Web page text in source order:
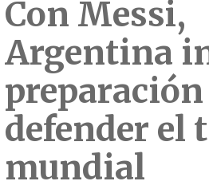
Con Messi,
Argentina
defender el
mundial